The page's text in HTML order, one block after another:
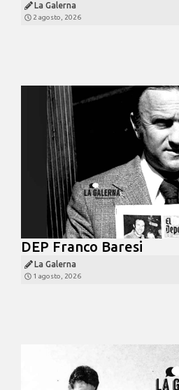
La Galerna
2 agosto, 2026
DEP Franco Baresi
La Galerna
1 agosto, 2026